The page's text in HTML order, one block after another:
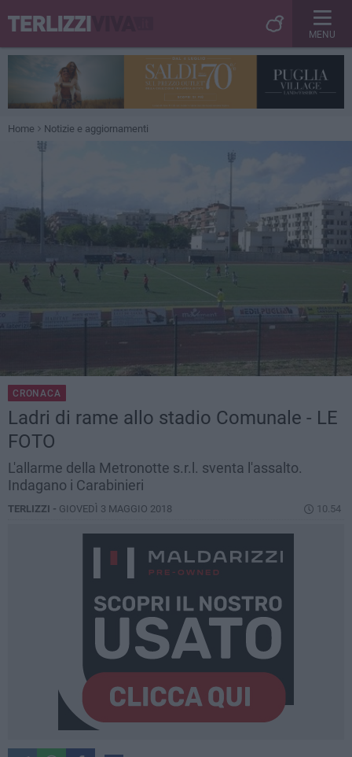
MENU
Home Notizie e aggiornamenti
CRONACA
Ladri di rame allo stadio Comunale - LE
FOTO
L'allarme della Metronotte s.r.l. sventa l'assalto.
Indagano i Carabinieri
TERLIZZI - GIOVEDÌ 3 MAGGIO 2018 10.54